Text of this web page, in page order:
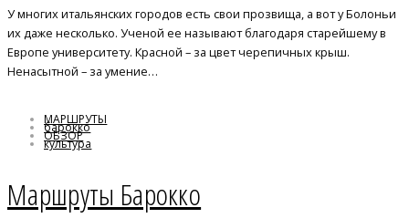
У многих итальянских городов есть свои прозвища, а вот у Болоньи
их даже несколько. Ученой ее называют благодаря старейшему в
Европе университету. Красной – за цвет черепичных крыш.
Ненасытной – за умение…
МАРШРУТЫ
ОБЗОР
барокко
культура
Маршруты Барокко